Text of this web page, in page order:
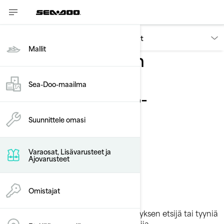
Mallit
Sea-Doo-maailma
Suunnittele omasi
Varaosat, Lisävarusteet ja
Ajovarusteet
Omistajat
Sea-Doo-lisävarusteet, osat ja vaatteet
Sea-Doo-vesijetin
lisävarusteet
Paranna Sea-Doo-
kokemustasi
ainutlaatuisella
ensiluokkaisten
lisävarusteiden
valikoimallamme
Oletpa sitten aaltoja jahtaava jännityksen etsijä tai tyyniä